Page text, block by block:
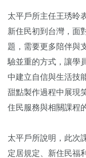
太平戶所主任王琇昤
新住民初到台灣，面
題，需要更多陪伴與
驗並重的方式，讓學
中建立自信與生活技
甜點製作過程中展現
住民服務與相關課程
太平戶所說明，此次
定居規定、新住民福